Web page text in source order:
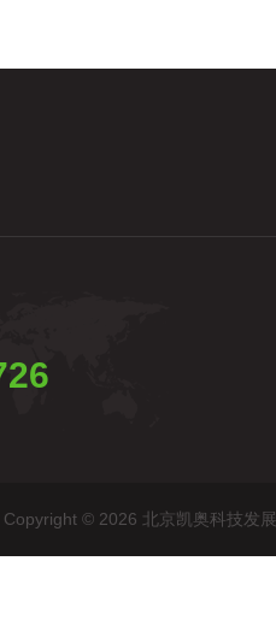
Copyright © 2026 北京凯奥科技发